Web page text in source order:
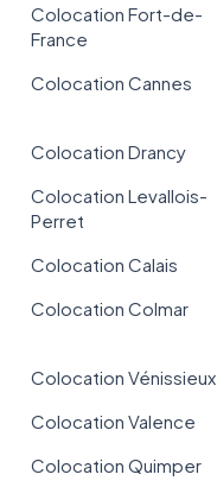
Colocation Fort-de-
France
Colocation Cannes
Colocation Drancy
Colocation Levallois-
Perret
Colocation Calais
Colocation Colmar
Colocation Vénissieux
Colocation Valence
Colocation Quimper